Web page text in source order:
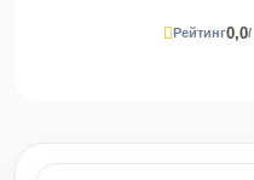
Рейтинг0,0/